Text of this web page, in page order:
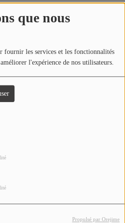
que nous
fournir les services et les fonctionnalités
l'expérience de nos utilisateurs.
Propulsé par Orejime
RADIO
À
EN LIVE du mardi 23 mars 2021